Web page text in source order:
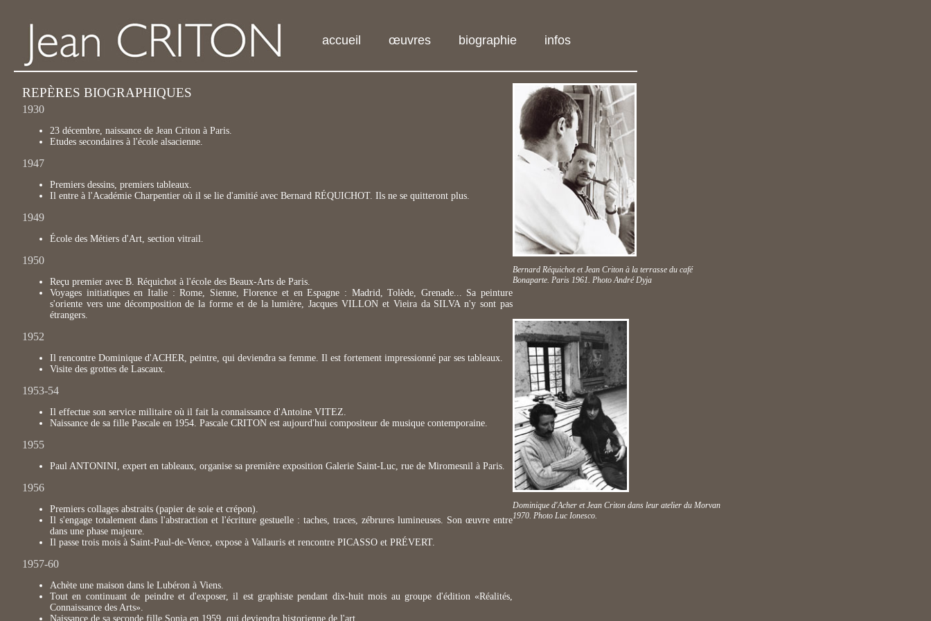
accueil œuvres biographie infos
REPÈRES BIOGRAPHIQUES
1930
23 décembre, naissance de Jean Criton à Paris.
Etudes secondaires à l'école alsacienne.
1947
Premiers dessins, premiers tableaux.
Il entre à l'Académie Charpentier où il se lie d'amitié avec Bernard RÉQUICHOT. Ils ne se quitteront plus.
1949
École des Métiers d'Art, section vitrail.
1950
Reçu premier avec B. Réquichot à l'école des Beaux-Arts de Paris.
Voyages initiatiques en Italie : Rome, Sienne, Florence et en Espagne : Madrid, Tolède, Grenade... Sa peinture
s'oriente vers une décomposition de la forme et de la lumière, Jacques VILLON et Vieira da SILVA n'y sont pas
étrangers.
1952
Il rencontre Dominique d'ACHER, peintre, qui deviendra sa femme. Il est fortement impressionné par ses tableaux.
Visite des grottes de Lascaux.
1953-54
Il effectue son service militaire où il fait la connaissance d'Antoine VITEZ.
Naissance de sa fille Pascale en 1954. Pascale CRITON est aujourd'hui compositeur de musique contemporaine.
1955
Paul ANTONINI, expert en tableaux, organise sa première exposition Galerie Saint-Luc, rue de Miromesnil à Paris.
1956
Premiers collages abstraits (papier de soie et crépon).
Il s'engage totalement dans l'abstraction et l'écriture gestuelle : taches, traces, zébrures lumineuses. Son œuvre entre
dans une phase majeure.
Il passe trois mois à Saint-Paul-de-Vence, expose à Vallauris et rencontre PICASSO et PRÉVERT.
1957-60
Achète une maison dans le Lubéron à Viens.
Tout en continuant de peindre et d'exposer, il est graphiste pendant dix-huit mois au groupe d'édition «Réalités,
Connaissance des Arts».
Naissance de sa seconde fille Sonia en 1959, qui deviendra historienne de l'art.
Bernard Réquichot et Jean Criton à la terrasse du café
Bonaparte. Paris 1961. Photo André Dyja
Dominique d'Acher et Jean Criton dans leur atelier du Morvan
1970. Photo Luc Ionesco.